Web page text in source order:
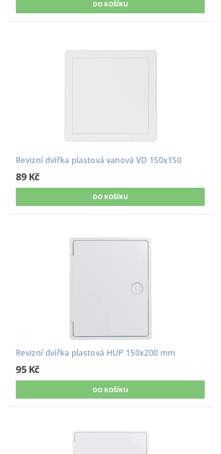
Revizní dvířka plastová vanová VD 150x150
89 Kč
Revizní dvířka plastová HUP 150x200 mm
95 Kč